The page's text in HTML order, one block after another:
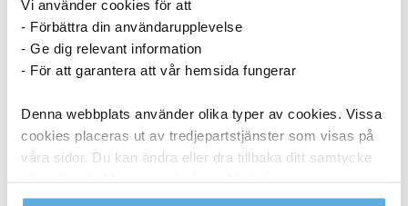
Vi använder cookies för att
- Förbättra din användarupplevelse
- Ge dig relevant information
- För att garantera att vår hemsida fungerar
Denna webbplats använder olika typer av cookies. Vissa
cookies placeras ut av tredjepartstjänster som visas på
våra sidor. Du kan ändra eller dra tillbaka ditt samtycke